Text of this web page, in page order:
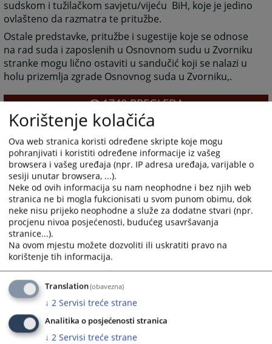
sudskom i tužilačkom savjetu/vijeću BiH, koje je jedino
ovlašteno da razmatra te pritužbe.
Ostale predstavke, pritužbe i sugestije koje se odnose
na rad suda i zaposlenih u Osnovnom sudu u Zvorniku
stranke mogu lično ostaviti u sandučić koji se nalazi u
holu prizemlja zgrade Osnovnog suda u Zvorniku,.
1740PREGLEDA
Korištenje kolačića
Ova web stranica koristi određene skripte koje mogu
pohranjivati i koristiti određene informacije iz vašeg
browsera i vašeg uređaja (npr. IP adresa uređaja, varijable o
sesiji unutar browsera, ...).
Neke od ovih informacija su nam neophodne i bez njih web
stranica ne bi mogla fukcionisati u svom punom obimu, dok
neke nisu prijeko neophodne a služe za dodatne stvari (npr.
procjenu nivoa posjećenosti, budućeg usavršavanja
stranice...).
Na ovom mjestu možete dozvoliti ili uskratiti pravo na
korištenje tih informacija.
Translation(obavezna)
↓ 2 Servisi treće strane
Analitika o posjećenosti stranica
↓ 2 Servisi treće strane